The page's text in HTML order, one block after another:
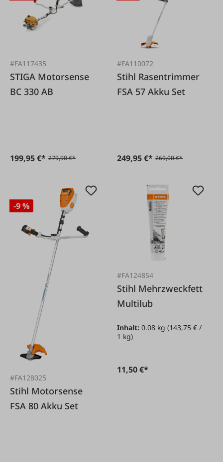
#FA117435
STIGA Motorsense
BC 330 AB
199,95 €* 279,90 €*
#FA110072
Stihl Rasentrimmer
FSA 57 Akku Set
249,95 €* 269,00 €*
-9 %
#FA128025
Stihl Motorsense
FSA 80 Akku Set
#FA124854
Stihl Mehrzweckfett
Multilub
Inhalt:0.08 kg(143,75 € /
1 kg)
11,50 €*